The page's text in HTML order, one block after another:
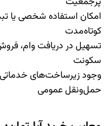
امکان استفاده شخصی یا
کوتاه‌مدت
تسهیل در دریافت وام،
سکونت
وجود زیرساخت‌های خدماتی
حمل‌ونقل عمومی